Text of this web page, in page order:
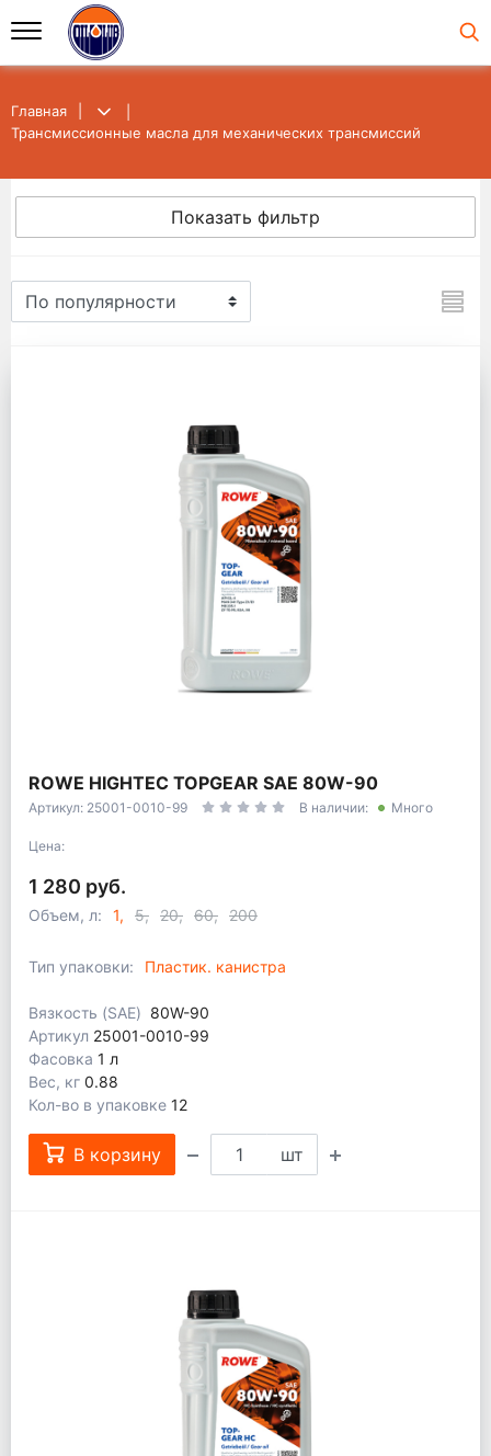
Главная
Трансмиссионные масла для механических трансмиссий
Показать фильтр
ROWE HIGHTEC TOPGEAR SAE 80W-90
Артикул: 25001-0010-99 В наличии: Много
Цена:
1 280 руб.
Объем, л: 1 5 20 60 200
Тип упаковки: Пластик. канистра
Вязкость (SAE) 80W-90
Артикул 25001-0010-99
Фасовка 1 л
Вес, кг 0.88
Кол-во в упаковке 12
В корзину шт